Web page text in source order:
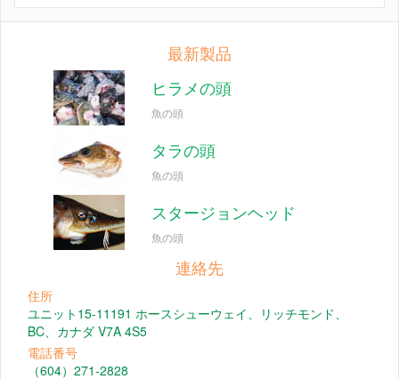
最新製品
ヒラメの頭
魚の頭
タラの頭
魚の頭
スタージョンヘッド
魚の頭
連絡先
住所
ユニット15-11191 ホースシューウェイ、リッチモンド、
BC、カナダ V7A 4S5
電話番号
（604）271-2828